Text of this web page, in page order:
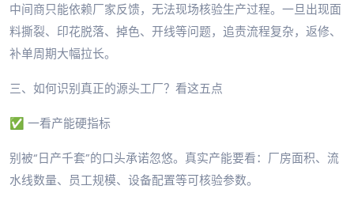
中间商只能依赖厂家反馈，无法现场核验生产过程。一旦出现面
料撕裂、印花脱落、掉色、开线等问题，追责流程复杂，返修、
补单周期大幅拉长。
三、如何识别真正的源头工厂？看这五点
✅ 一看产能硬指标
别被“日产千套”的口头承诺忽悠。真实产能要看：厂房面积、流
水线数量、员工规模、设备配置等可核验参数。